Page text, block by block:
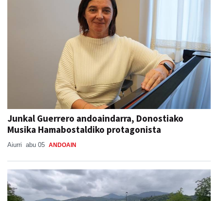
Junkal Guerrero andoaindarra, Donostiako
Musika Hamabostaldiko protagonista
Aiurri abu 05 ANDOAIN